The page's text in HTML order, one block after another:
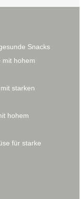
Snacks
mit hohem
starken
hohem
für starke